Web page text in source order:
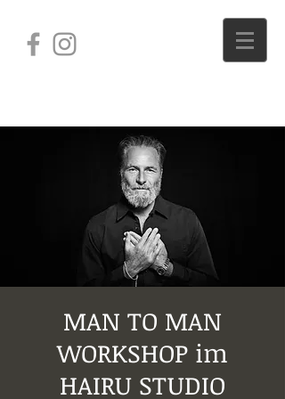
MAN TO MAN
WORKSHOP im
HAIRU STUDIO